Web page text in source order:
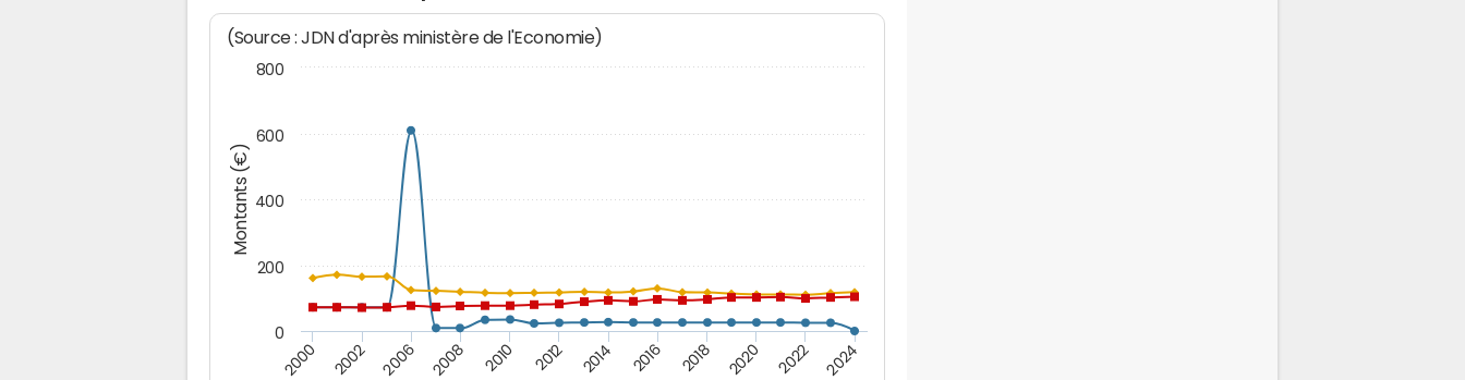
Montants (€)
(Source : JDN d'après ministère de l'Economie)
2000 2002 2006 2008 2010 2012 2014 2016 2018 2020 2022 2024
0
200
400
600
800